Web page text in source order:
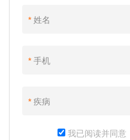
*姓名
*手机
*疾病
我已阅读并同意